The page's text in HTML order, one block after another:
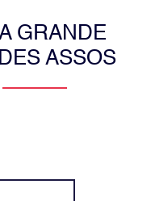
GRANDE
ASSOS